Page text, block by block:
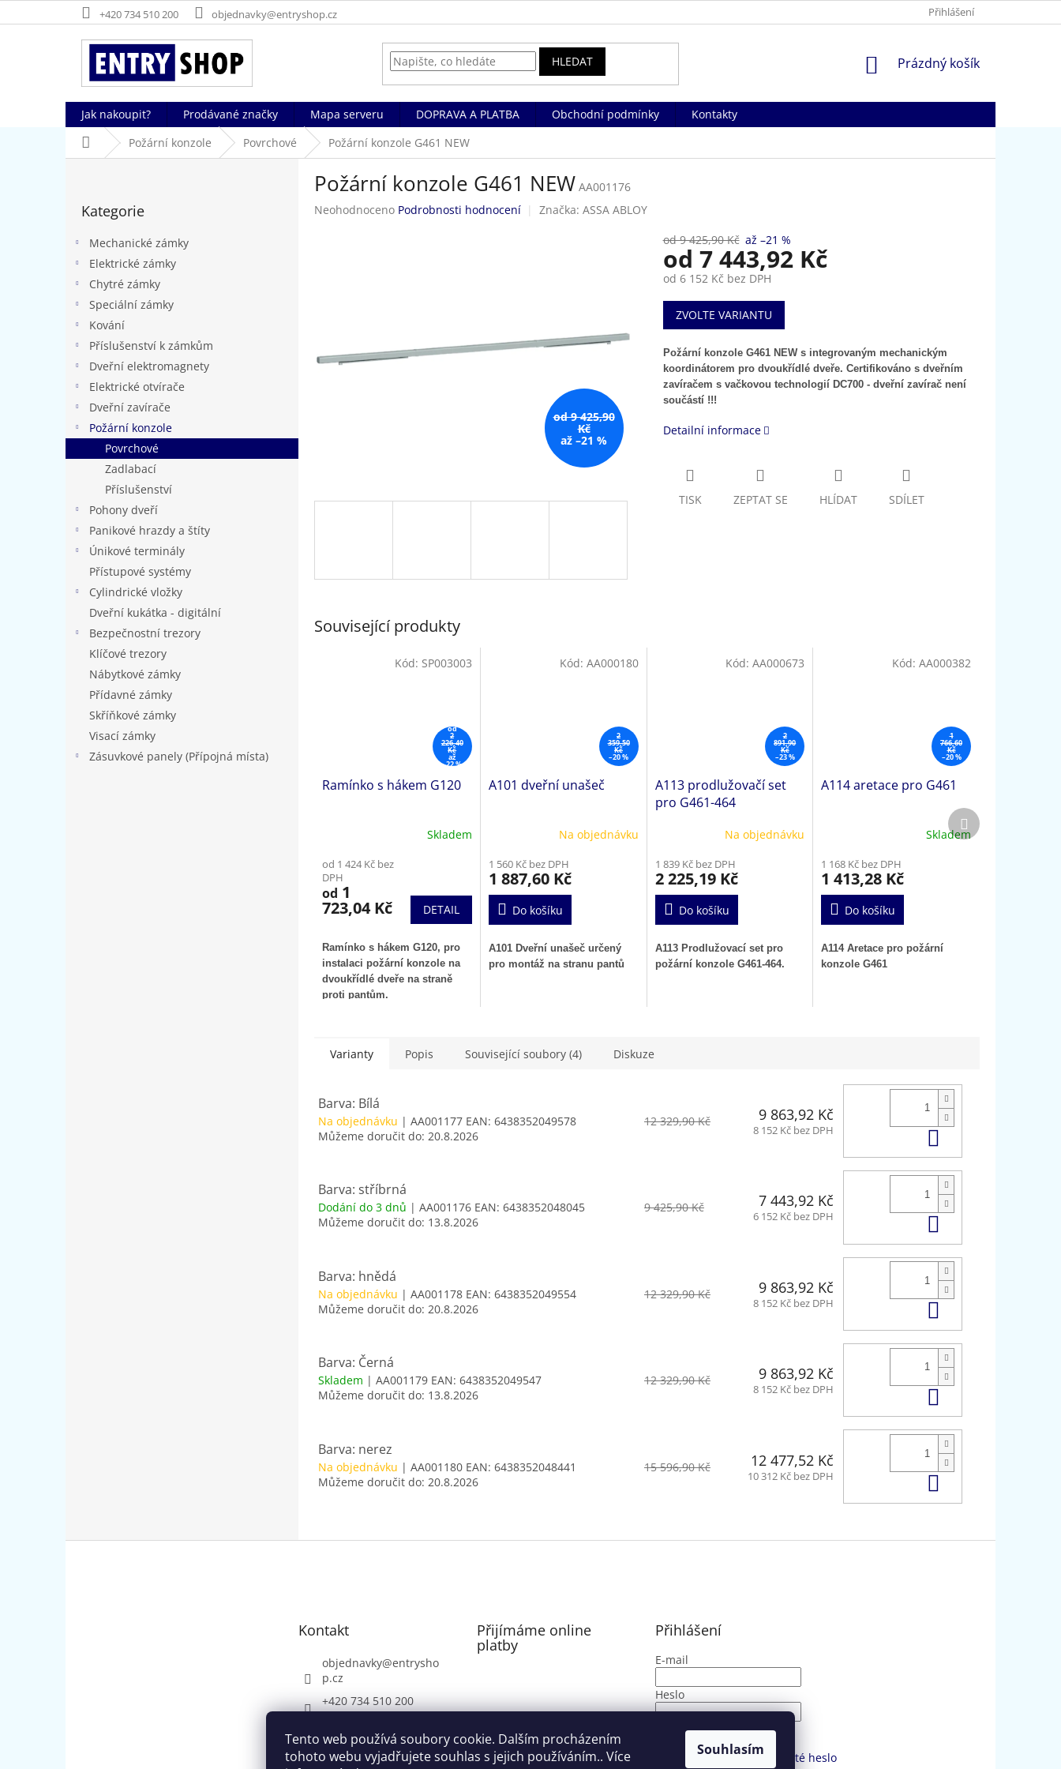
Tento web používá soubory cookie. Dalším procházením
tohoto webu vyjadřujete souhlas s jejich používáním.. Více
Souhlasím
na
+420 734 510 200 objednavky@entryshop.cz Přihlášení
HLEDAT
NÁKUPNÍ
Prázdný košík
Jak nakoupit? Prodávané značky Mapa serveru DOPRAVA A PLATBA Obchodní podmínky
Kontakty
Domů Požární konzole Povrchové Požární konzole G461 NEW
kategorie
Kategorie
Mechanické zámky
Elektrické zámky
Chytré zámky
Speciální zámky
Kování
Příslušenství k zámkům
Dveřní elektromagnety
Elektrické otvírače
Dveřní zavírače
Požární konzole
Povrchové
Zadlabací
Příslušenství
Pohony dveří
Panikové hrazdy a štíty
Únikové terminály
Přístupové systémy
Cylindrické vložky
Dveřní kukátka - digitální
Bezpečnostní trezory
Klíčové trezory
Nábytkové zámky
Přídavné zámky
Skříňkové zámky
Visací zámky
Zásuvkové panely (Přípojná místa)
Požární konzole G461 NEW AA001176
Průměrné
Neohodnoceno Podrobnosti hodnocení Značka: ASSA ABLOY
od 9 425,90
Kč
až –21 %
od 9 425,90 Kč až –21 %
od 7 443,92 Kč
od 6 152 Kč bez DPH
Měrná
cena:
ZVOLTE VARIANTU
Požární konzole G461 NEW s integrovaným mechanickým
koordinátorem pro dvoukřídlé dveře. Certifikováno s dveřním
zavíračem s vačkovou technologií DC700 - dveřní zavírač není
součástí !!!
Detailní informace
TISK ZEPTAT SE HLÍDAT SDÍLET
Související produkty
od
2
226,40
Kč
až
–22 %
Ramínko s hákem G120
Skladem
od 1 424 Kč bez
DPH
od 1
723,04 Kč DETAIL
Ramínko s hákem G120, pro
instalaci požární konzole na
dvoukřídlé dveře na straně
proti pantům.
Kód: SP003003
2
359,50
Kč
–20 %
A101 dveřní unašeč
Na objednávku
1 560 Kč bez DPH
1 887,60 Kč
Do košíku
A101 Dveřní unašeč určený
pro montáž na stranu pantů
Kód: AA000180
2
891,90
Kč
–23 %
A113 prodlužovačí set
pro G461-464
Na objednávku
1 839 Kč bez DPH
2 225,19 Kč
Do košíku
A113 Prodlužovací set pro
požární konzole G461-464.
Kód:AA000673
1
766,60
Kč
–20 %
A114 aretace pro G461
Skladem
1 168 Kč bez DPH
1 413,28 Kč
Do košíku
A114 Aretace pro požární
konzole G461
Kód: AA000382
Další
produkt
Varianty Popis Související soubory (4) Diskuze
Barva: Bílá
Na objednávku | AA001177 EAN: 6438352049578
Můžeme doručit do: 20.8.2026
12 329,90 Kč 9 863,92 Kč
8 152 Kč bez DPH Do košíku
Barva: stříbrná
Dodání do 3 dnů | AA001176 EAN: 6438352048045
Můžeme doručit do: 13.8.2026
9 425,90 Kč 7 443,92 Kč
6 152 Kč bez DPH Do košíku
Barva: hnědá
Na objednávku | AA001178 EAN: 6438352049554
Můžeme doručit do: 20.8.2026
12 329,90 Kč 9 863,92 Kč
8 152 Kč bez DPH
Barva: Černá
Skladem | AA001179 EAN: 6438352049547
Můžeme doručit do: 13.8.2026
12 329,90 Kč 9 863,92 Kč
8 152 Kč bez DPH Do košíku
Barva: nerez
Na objednávku | AA001180 EAN: 6438352048441
Můžeme doručit do: 20.8.2026
15 596,90 Kč 12 477,52 Kč
10 312 Kč bez DPH
Kontakt
objednavky@entrysho
p.cz
+420 734 510 200
Přijímáme online
platby
Přihlášení
E-mail
Heslo
PŘIHLÁSIT SE
Nová registraceZapomenuté heslo